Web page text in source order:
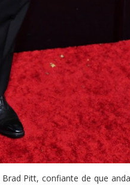
Pitt, confiante de que